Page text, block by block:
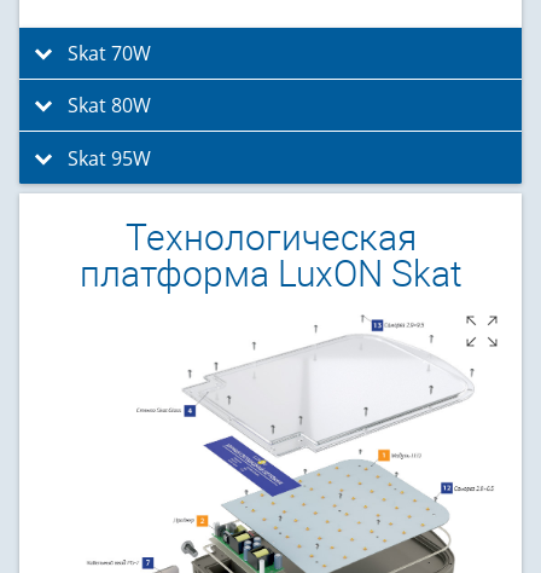
Skat 70W
Skat 80W
Skat 95W
Технологическая
платформа LuxON Skat